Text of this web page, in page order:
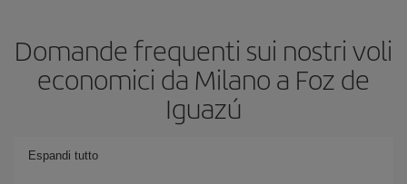
Domande frequenti sui nostri voli
economici da Milano a Foz de
Iguazú
Espandi tutto